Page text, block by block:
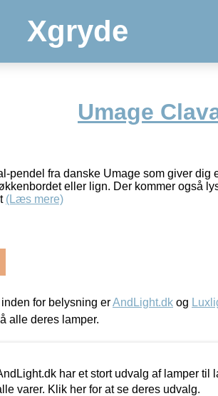
Xgryde
Umage
pendel fra danske Umage som giver dig
eller lign. Der kommer også
(Læs mere)
for belysning erAndLight.dk og
alle deres lamper.
har et stort udvalg af lamper til
varer. Klik her for at se deres udvalg.